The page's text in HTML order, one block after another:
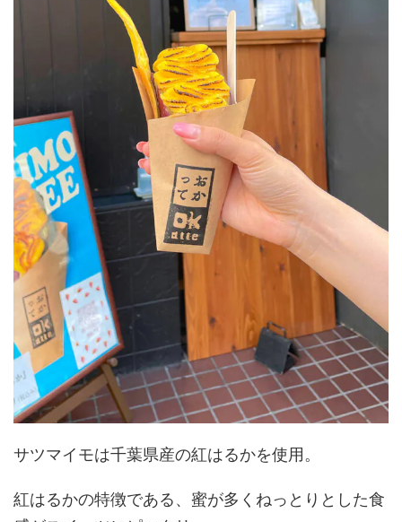
サツマイモは千葉県産の紅はるかを使用。
紅はるかの特徴である、蜜が多くねっとりとした食